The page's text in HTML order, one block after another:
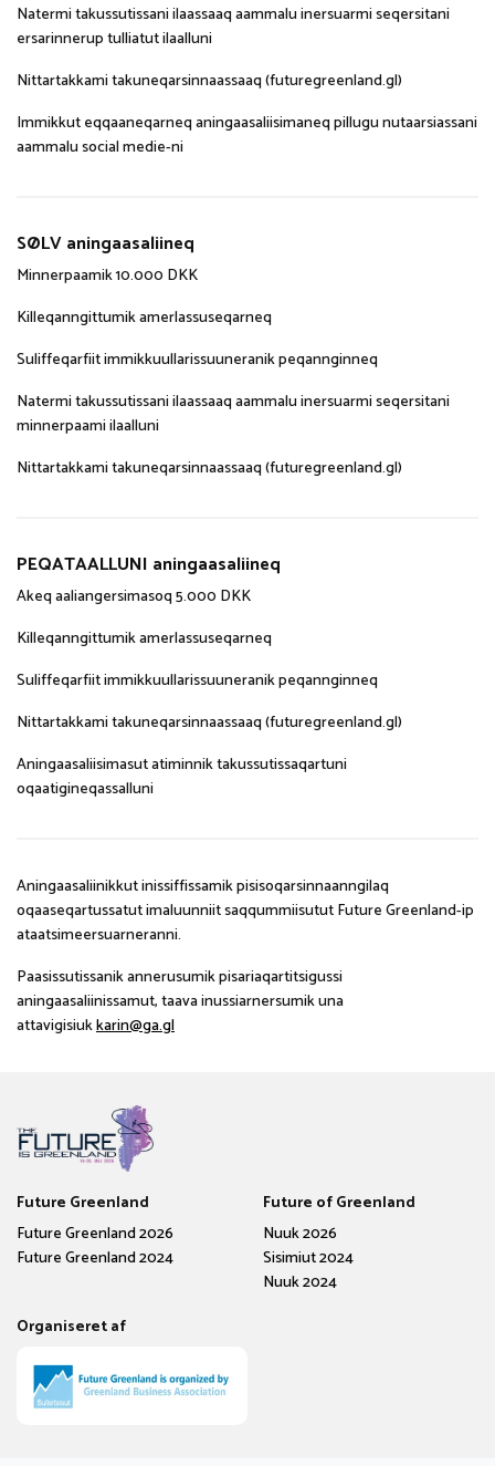
Natermi takussutissani ilaassaaq aammalu inersuarmi seqersitani
ersarinnerup tulliatut ilaalluni
Nittartakkami takuneqarsinnaassaaq (futuregreenland.gl)
Immikkut eqqaaneqarneq aningaasaliisimaneq pillugu nutaarsiassani
aammalu social medie-ni
SØLV aningaasaliineq
Minnerpaamik 10.000 DKK
Killeqanngittumik amerlassuseqarneq
Suliffeqarfiit immikkuullarissuuneranik peqannginneq
Natermi takussutissani ilaassaaq aammalu inersuarmi seqersitani
minnerpaami ilaalluni
Nittartakkami takuneqarsinnaassaaq (futuregreenland.gl)
PEQATAALLUNI aningaasaliineq
Akeq aaliangersimasoq 5.000 DKK
Killeqanngittumik amerlassuseqarneq
Suliffeqarfiit immikkuullarissuuneranik peqannginneq
Nittartakkami takuneqarsinnaassaaq (futuregreenland.gl)
Aningaasaliisimasut atiminnik takussutissaqartuni
oqaatigineqassalluni
Aningaasaliinikkut inissiffissamik pisisoqarsinnaanngilaq
oqaaseqartussatut imaluunniit saqqummiisutut Future Greenland-ip
ataatsimeersuarneranni.
Paasissutissanik annerusumik pisariaqartitsigussi
aningaasaliinissamut, taava inussiarnersumik una
attavigisiukkarin@ga.gl
Future Greenland
Future Greenland 2026
Future Greenland 2024
Future of Greenland
Nuuk 2026
Sisimiut 2024
Nuuk 2024
Organiseret af